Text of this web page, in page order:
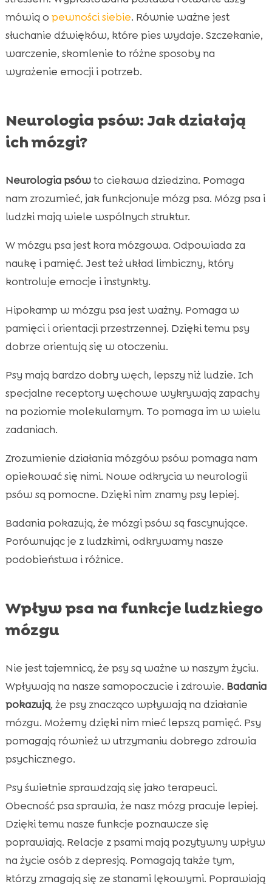
mówią o pewności siebie. Równie ważne jest
słuchanie dźwięków, które pies wydaje. Szczekanie,
warczenie, skomlenie to różne sposoby na
wyrażenie emocji i potrzeb.
Neurologia psów: Jak działają
ich mózgi?
Neurologia psówto ciekawa dziedzina. Pomaga
nam zrozumieć, jak funkcjonuje mózg psa. Mózg psa i
ludzki mają wiele wspólnych struktur.
W mózgu psa jest kora mózgowa. Odpowiada za
naukę i pamięć. Jest też układ limbiczny, który
kontroluje emocje i instynkty.
Hipokamp w mózgu psa jest ważny. Pomaga w
pamięci i orientacji przestrzennej. Dzięki temu psy
dobrze orientują się w otoczeniu.
Psy mają bardzo dobry węch, lepszy niż ludzie. Ich
specjalne receptory węchowe wykrywają zapachy
na poziomie molekularnym. To pomaga im w wielu
zadaniach.
Zrozumienie działania mózgów psów pomaga nam
opiekować się nimi. Nowe odkrycia w neurologii
psów są pomocne. Dzięki nim znamy psy lepiej.
Badania pokazują, że mózgi psów są fascynujące.
Porównując je z ludzkimi, odkrywamy nasze
podobieństwa i różnice.
Wpływ psa na funkcje ludzkiego
mózgu
Nie jest tajemnicą, że psy są ważne w naszym życiu.
Wpływają na nasze samopoczucie i zdrowie. Badania
pokazują, że psy znacząco wpływają na działanie
mózgu. Możemy dzięki nim mieć lepszą pamięć. Psy
pomagają również w utrzymaniu dobrego zdrowia
psychicznego.
Psy świetnie sprawdzają się jako terapeuci.
Obecność psa sprawia, że nasz mózg pracuje lepiej.
Dzięki temu nasze funkcje poznawcze się
poprawiają. Relacje z psami mają pozytywny wpływ
na życie osób z depresją. Pomagają także tym,
którzy zmagają się ze stanami lękowymi. Poprawiają